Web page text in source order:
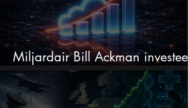
Miljardair Bill Ackman investeert
miljarden in dit techaandeel